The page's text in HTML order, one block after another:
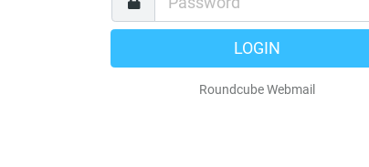
LOGIN
Roundcube Webmail